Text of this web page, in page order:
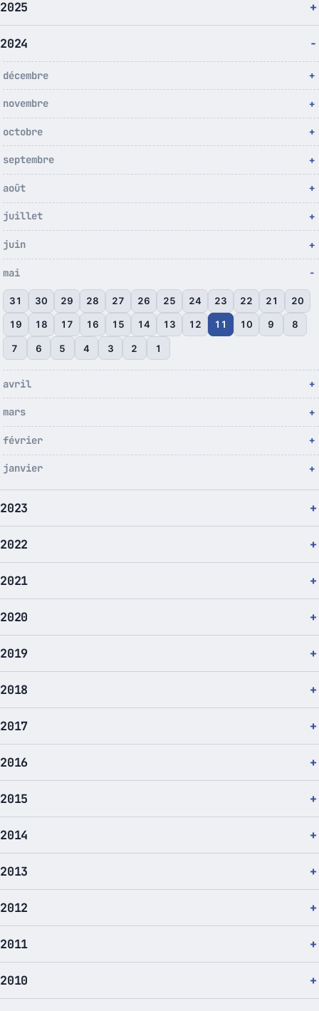
2025
2024
décembre
novembre
octobre
septembre
août
juillet
juin
mai
31 30 29 28 27 26 25 24 23 22 21 20
19 18 17 16 15 14 13 12 11 10 9 8
7 6 5 4 3 2 1
avril
mars
février
janvier
2023
2022
2021
2020
2019
2018
2017
2016
2015
2014
2013
2012
2011
2010